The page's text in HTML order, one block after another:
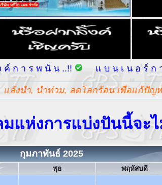
ก า ร พ นั น ..!! แ บ น เ น อ ร์ ก า
น้ำท่วม, ลดโลกร้อน เพื่อแก้ปัญหาในระ
การแบ่งปันนี้จะไม่มี
กุมภาพันธ์ 2025
พุธ พฤหัสบดี